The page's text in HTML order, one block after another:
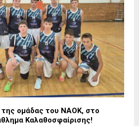
ομάδας του ΝΑΟΚ, στο
Καλαθοσφαίρισης!